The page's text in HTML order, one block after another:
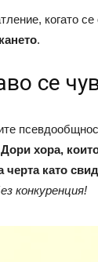
когато
.
се
Дори хора,
като
конкуренция!